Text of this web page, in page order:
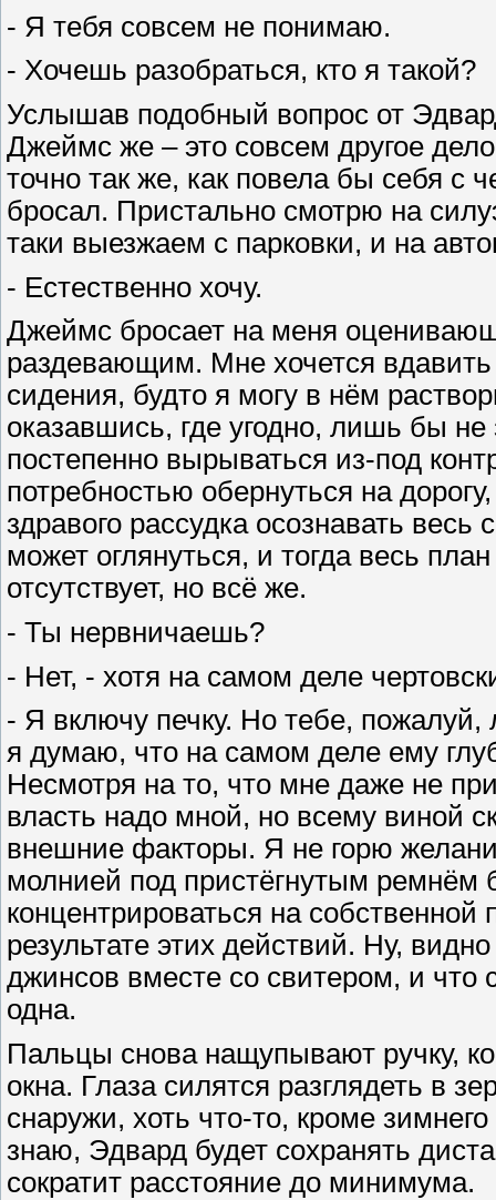
- Я тебя совсем не понимаю.
- Хочешь разобраться, кто я такой?
Услышав подобный вопрос от
Джеймс же – это совсем другое
точно так же, как повела бы себя с
бросал. Пристально смотрю на
таки выезжаем с парковки, и на
- Естественно хочу.
Джеймс бросает на меня
раздевающим. Мне хочется вдавить
сидения, будто я могу в нём
оказавшись, где угодно, лишь бы
постепенно вырываться из-под
потребностью обернуться на
здравого рассудка осознавать
может оглянуться, и тогда весь
отсутствует, но всё же.
- Ты нервничаешь?
- Нет, - хотя на самом деле
- Я включу печку. Но тебе, пожалуй,
я думаю, что на самом деле ему
Несмотря на то, что мне даже не
власть надо мной, но всему виной
внешние факторы. Я не горю
молнией под пристёгнутым ремнём
концентрироваться на
результате этих действий. Ну,
джинсов вместе со свитером, и
одна.
Пальцы снова нащупывают ручку,
окна. Глаза силятся разглядеть в
снаружи, хоть что-то, кроме
знаю, Эдвард будет сохранять
сократит расстояние до минимума.